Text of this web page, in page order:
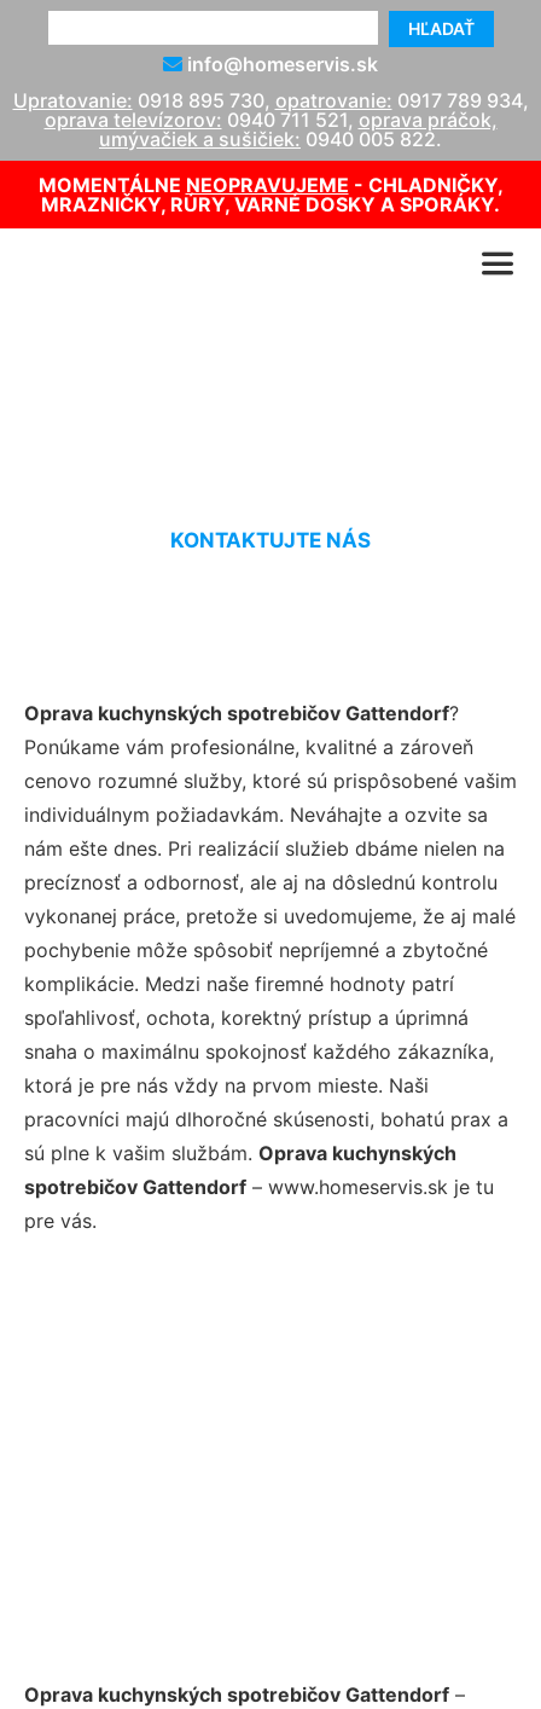
HĽADAŤ
info@homeservis.sk
Upratovanie: 0918 895 730, opatrovanie: 0917 789 934,
oprava televízorov: 0940 711 521, oprava práčok,
umývačiek a sušičiek: 0940 005 822.
MOMENTÁLNE NEOPRAVUJEME - CHLADNIČKY,
MRAZNIČKY, RÚRY, VARNÉ DOSKY A SPORÁKY.
KONTAKTUJTE NÁS
Oprava kuchynských spotrebičov Gattendorf?
Ponúkame vám profesionálne, kvalitné a zároveň
cenovo rozumné služby, ktoré sú prispôsobené vašim
individuálnym požiadavkám. Neváhajte a ozvite sa
nám ešte dnes. Pri realizácií služieb dbáme nielen na
precíznosť a odbornosť, ale aj na dôslednú kontrolu
vykonanej práce, pretože si uvedomujeme, že aj malé
pochybenie môže spôsobiť nepríjemné a zbytočné
komplikácie. Medzi naše firemné hodnoty patrí
spoľahlivosť, ochota, korektný prístup a úprimná
snaha o maximálnu spokojnosť každého zákazníka,
ktorá je pre nás vždy na prvom mieste. Naši
pracovníci majú dlhoročné skúsenosti, bohatú prax a
sú plne k vašim službám. Oprava kuchynských
spotrebičov Gattendorf – www.homeservis.sk je tu
pre vás.
Oprava kuchynských spotrebičov Gattendorf –